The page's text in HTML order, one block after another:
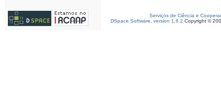
Serviços de Ciência e
DSpace Software, version 1.6.2 Copyright ©